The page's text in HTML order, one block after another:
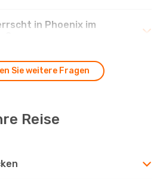
in Phoenix im
Sie weitere Fragen
Reise